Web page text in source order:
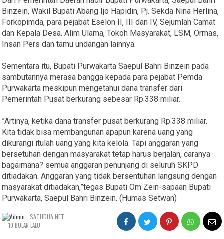
Binzein, Wakil Bupati Abang Ijo Hapidin, Pj. Sekda Nina Herlina,
Forkopimda, para pejabat Eselon II, III dan IV, Sejumlah Camat
dan Kepala Desa. Alim Ulama, Tokoh Masyarakat, LSM, Ormas,
Insan Pers dan tamu undangan lainnya.
Sementara itu, Bupati Purwakarta Saepul Bahri Binzein pada
sambutannya merasa bangga kepada para pejabat Pemda
Purwakarta meskipun mengetahui dana transfer dari
Pemerintah Pusat berkurang sebesar Rp.338 miliar.
”Artinya, ketika dana transfer pusat berkurang Rp.338 miliar.
Kita tidak bisa membangunan apapun karena uang yang
dikurangi itulah uang yang kita kelola. Tapi anggaran yang
bersetuhan dengan masyarakat tetap harus berjalan, caranya
bagaimana? semua anggaran penunjang di seluruh SKPD
ditiadakan. Anggaran yang tidak bersentuhan langsung dengan
masyarakat ditiadakan,”tegas Bupati Om Zein-sapaan Bupati
Purwakarta, Saepul Bahri Binzein. (Humas Setwan)
SATUDUA.NET
- 10 BULAN LALU